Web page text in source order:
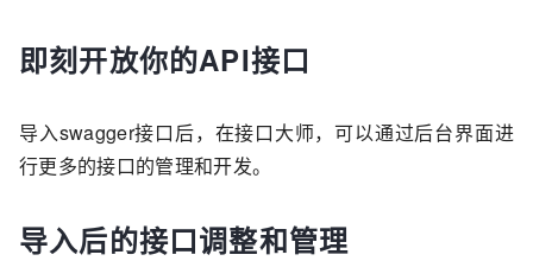
即刻开放你的API接口
导入swagger接口后，在接口大师，可以通过后台界面进
行更多的接口的管理和开发。
导入后的接口调整和管理